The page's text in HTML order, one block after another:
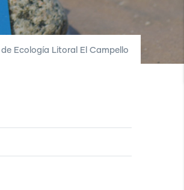
Ecología Litoral El Campello